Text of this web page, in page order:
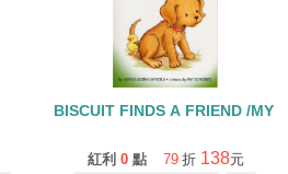
BISCUIT FINDS A FRIEND /MY
紅利 0 點 79 折 138元